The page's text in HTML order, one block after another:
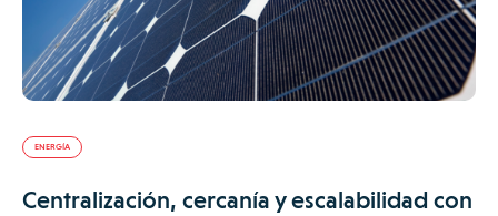
ENERGÍA
Centralización, cercanía y escalabilidad con